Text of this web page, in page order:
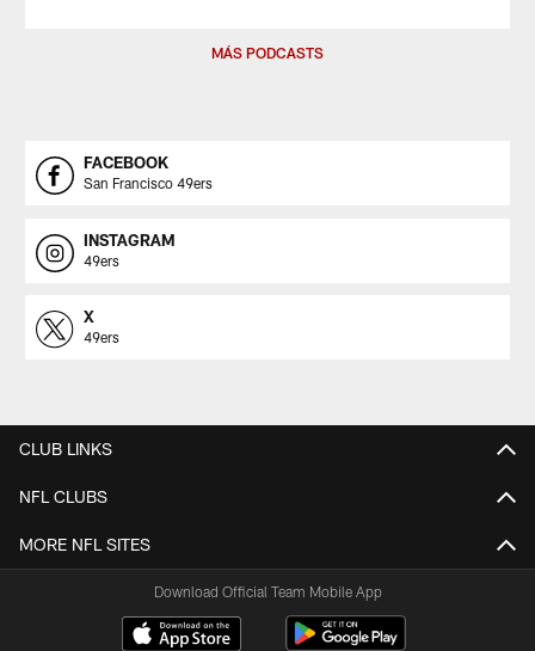
MÁS PODCASTS
FACEBOOK
San Francisco 49ers
INSTAGRAM
49ers
X
49ers
CLUB LINKS
NFL CLUBS
MORE NFL SITES
Download Official Team Mobile App